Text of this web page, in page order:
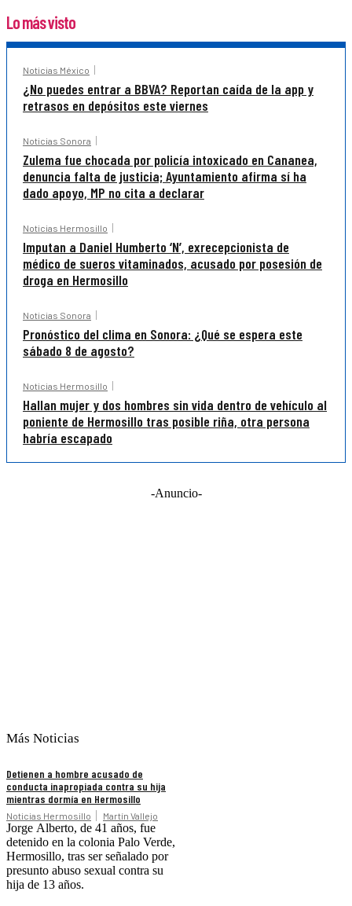
Lo más visto
Noticias México
¿No puedes entrar a BBVA? Reportan caída de la app y
retrasos en depósitos este viernes
Noticias Sonora
Zulema fue chocada por policía intoxicado en Cananea,
denuncia falta de justicia; Ayuntamiento afirma sí ha
dado apoyo, MP no cita a declarar
Noticias Hermosillo
Imputan a Daniel Humberto ‘N’, exrecepcionista de
médico de sueros vitaminados, acusado por posesión de
droga en Hermosillo
Noticias Sonora
Pronóstico del clima en Sonora: ¿Qué se espera este
sábado 8 de agosto?
Noticias Hermosillo
Hallan mujer y dos hombres sin vida dentro de vehículo al
poniente de Hermosillo tras posible riña, otra persona
habría escapado
-Anuncio-
Más Noticias
Detienen a hombre acusado de
conducta inapropiada contra su hija
mientras dormía en Hermosillo
Noticias Hermosillo Martín Vallejo
Jorge Alberto, de 41 años, fue
detenido en la colonia Palo Verde,
Hermosillo, tras ser señalado por
presunto abuso sexual contra su
hija de 13 años.